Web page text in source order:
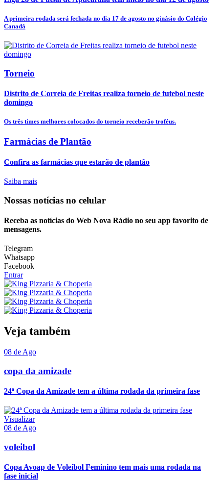
A primeira rodada será fechada no dia 17 de agosto no ginásio do Colégio
Canadá
Torneio
Distrito de Correia de Freitas realiza torneio de futebol neste
domingo
Os três times melhores colocados do torneio receberão troféus.
Farmácias de Plantão
Confira as farmácias que estarão de plantão
Saiba mais
Nossas notícias no celular
Receba as notícias do Web Nova Rádio no seu app favorito de
mensagens.
Telegram
Whatsapp
Facebook
Entrar
Veja também
08 de Ago
copa da amizade
24ª Copa da Amizade tem a última rodada da primeira fase
Visualizar
08 de Ago
voleibol
Copa Avoap de Voleibol Feminino tem mais uma rodada na
fase inicial